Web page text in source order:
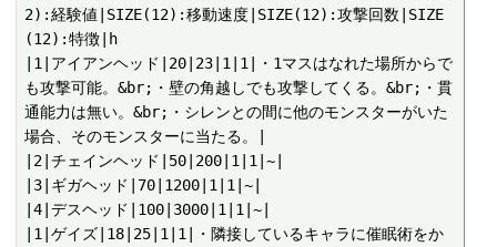
2):経験値|SIZE(12):移動速度|SIZE(12):攻撃回数|SIZE
(12):特徴|h
|1|アイアンヘッド|20|23|1|1|・1マスはなれた場所からで
も攻撃可能。&br;・壁の角越しでも攻撃してくる。&br;・貫
通能力は無い。&br;・シレンとの間に他のモンスターがいた
場合、そのモンスターに当たる。|
|2|チェインヘッド|50|200|1|1|~|
|3|ギガヘッド|70|1200|1|1|~|
|4|デスヘッド|100|3000|1|1|~|
|1|ゲイズ|18|25|1|1|・隣接しているキャラに催眠術をか